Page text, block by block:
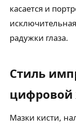
касается и
радужки глаза.
Стиль
Мазки кисти,